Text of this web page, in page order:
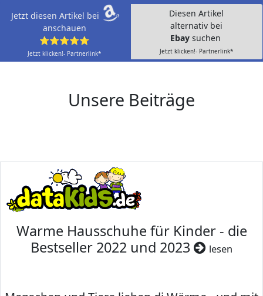
Jetzt diesen Artikel bei
anschauen
⭐⭐⭐⭐⭐
Jetzt klicken!- Partnerlink*
Diesen Artikel
alternativ bei
Ebay suchen
Jetzt klicken!- Partnerlink*
Unsere Beiträge
Warme Hausschuhe für Kinder - die
Bestseller 2022 und 2023
lesen